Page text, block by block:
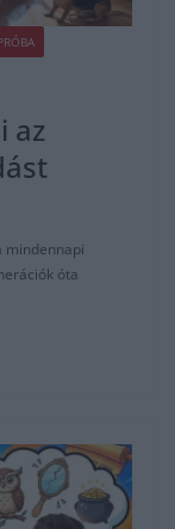
az
mindennapi
óta